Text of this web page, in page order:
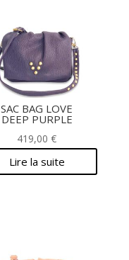
SAC BAG LOVE
DEEP PURPLE
419,00€
Lire la suite